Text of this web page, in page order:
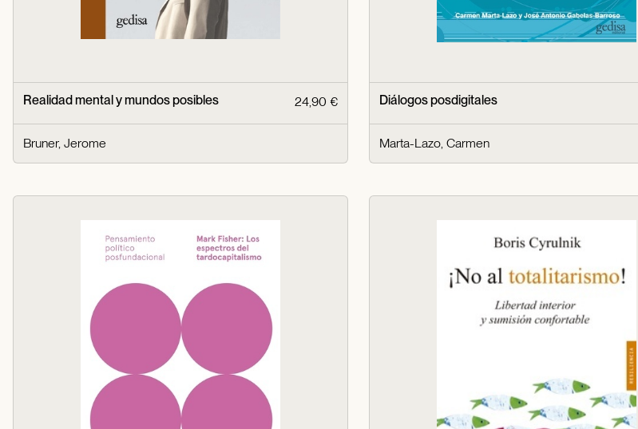
Realidad mental y mundos posibles 24,90 €
Bruner, Jerome
Diálogos posdigitales
Marta-Lazo, Carmen